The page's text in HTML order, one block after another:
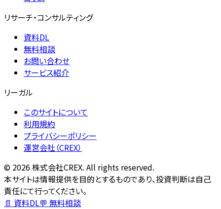
リサーチ・コンサルティング
資料DL
無料相談
お問い合わせ
サービス紹介
リーガル
このサイトについて
利用規約
プライバシーポリシー
運営会社（CREX）
© 2026株式会社CREX. All rights reserved.
本サイトは情報提供を目的とするものであり、投資判断は自己
責任にて行ってください。
📄 資料DL💬 無料相談